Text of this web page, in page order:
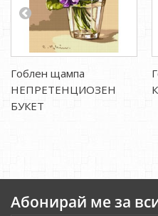
Гоблен щампа
НЕПРЕТЕНЦИОЗЕН
БУКЕТ
Абонирай ме за